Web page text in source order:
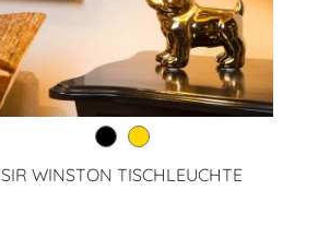
SIR WINSTON TISCHLEUCHTE